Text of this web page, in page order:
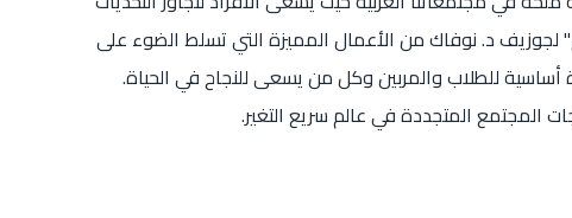
لجوزيف د. نوفاك من الأعمال المميزة التي تسلط الضوء على
أساسية للطلاب والمربين وكل من يسعى للنجاح في الحياة.
المجتمع المتجددة في عالم سريع التغير.